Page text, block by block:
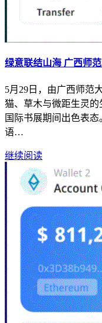
绿意联结山海 广西师
5月29日，由广西师范
猫、草木与微距生灵的
国际书展期间出色表
语…
继续阅读